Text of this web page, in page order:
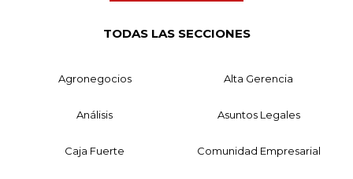
TODAS LAS SECCIONES
Agronegocios Alta Gerencia
Análisis Asuntos Legales
Caja Fuerte Comunidad Empresarial